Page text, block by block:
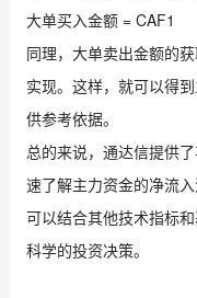
大单买入金额 = CAF1
同理，大单卖出金额的
实现。这样，就可以得
供参考依据。
总的来说，通达信提供
速了解主力资金的净流
可以结合其他技术指标
科学的投资决策。